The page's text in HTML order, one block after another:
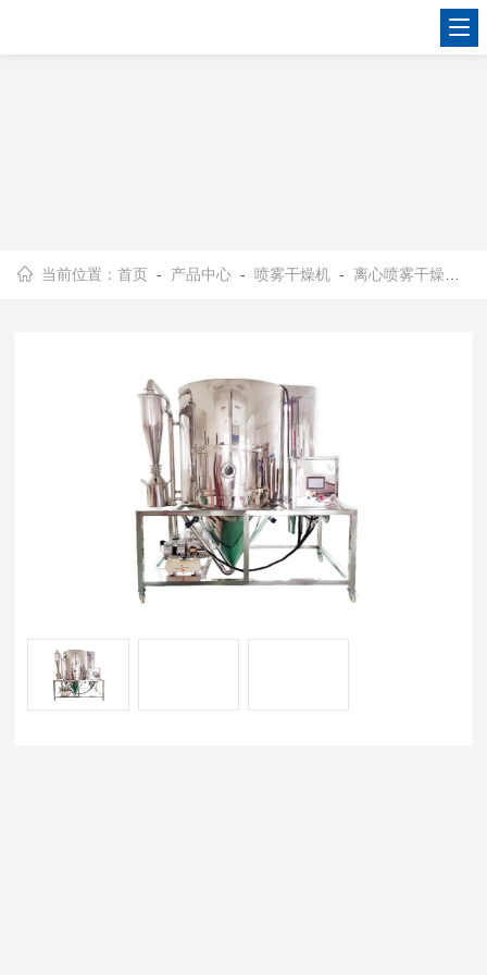
查看更多
当前位置：首页 - 产品中心 -喷雾干燥机 -离心喷雾干燥机、中试